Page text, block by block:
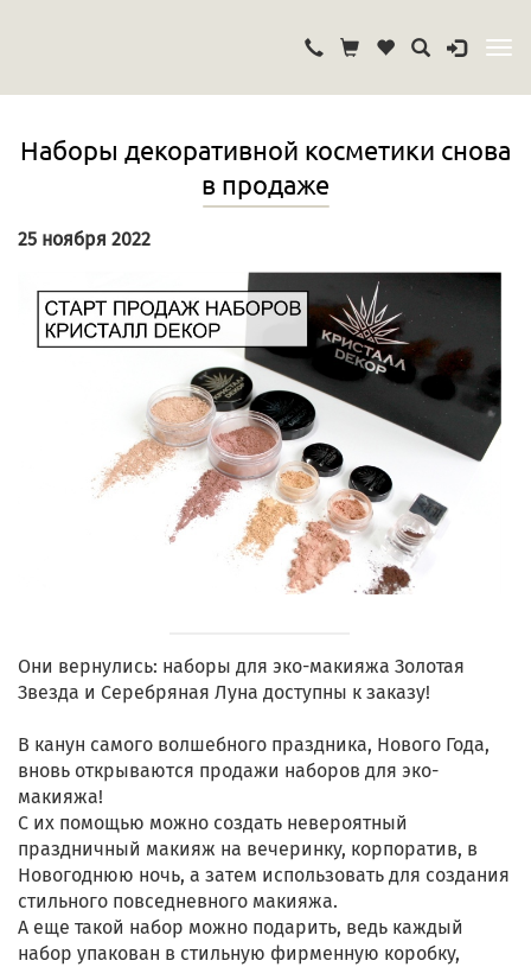
Наборы декоративной косметики снова
в продаже
25 ноября 2022
Они вернулись: наборы для эко-макияжа Золотая
Звезда и Серебряная Луна доступны к заказу!
В канун самого волшебного праздника, Нового Года,
вновь открываются продажи наборов для эко-
макияжа!
С их помощью можно создать невероятный
праздничный макияж на вечеринку, корпоратив, в
Новогоднюю ночь, а затем использовать для создания
стильного повседневного макияжа.
А еще такой набор можно подарить, ведь каждый
набор упакован в стильную фирменную коробку,